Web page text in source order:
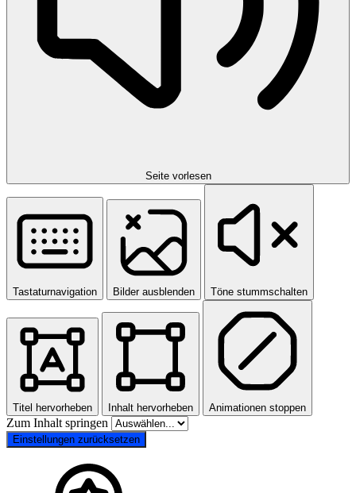
Seite vorlesen
Tastaturnavigation Bilder ausblenden Töne stummschalten
Titel hervorheben Inhalt hervorheben Animationen stoppen
Zum Inhalt springen
Einstellungen zurücksetzen